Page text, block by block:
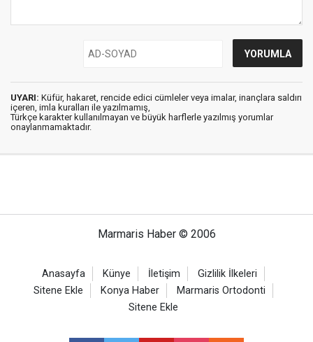
UYARI: Küfür, hakaret, rencide edici cümleler veya imalar, inançlara saldırı
içeren, imla kuralları ile yazılmamış,
Türkçe karakter kullanılmayan ve büyük harflerle yazılmış yorumlar
onaylanmamaktadır.
Marmaris Haber © 2006
Anasayfa Künye İletişim
Gizlilik İlkeleri
Sitene Ekle
Konya Haber
Marmaris Ortodonti
Sitene Ekle